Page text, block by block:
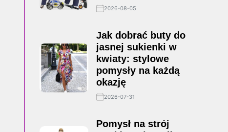
2026-08-05
Jak dobrać buty do
jasnej sukienki w
kwiaty: stylowe
pomysły na każdą
okazję
2026-07-31
Pomysł na strój